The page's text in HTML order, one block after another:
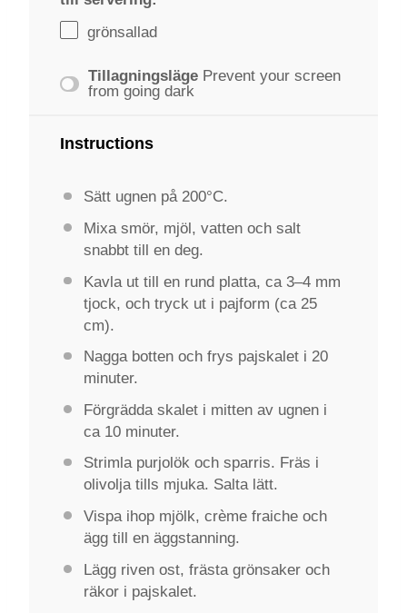
grönsallad
Tillagningsläge Prevent your screen
from going dark
Instructions
Sätt ugnen på 200°C.
Mixa smör, mjöl, vatten och salt
snabbt till en deg.
Kavla ut till en rund platta, ca 3–4 mm
tjock, och tryck ut i pajform (ca 25
cm).
Nagga botten och frys pajskalet i 20
minuter.
Förgrädda skalet i mitten av ugnen i
ca 10 minuter.
Strimla purjolök och sparris. Fräs i
olivolja tills mjuka. Salta lätt.
Vispa ihop mjölk, crème fraiche och
ägg till en äggstanning.
Lägg riven ost, frästa grönsaker och
räkor i pajskalet.